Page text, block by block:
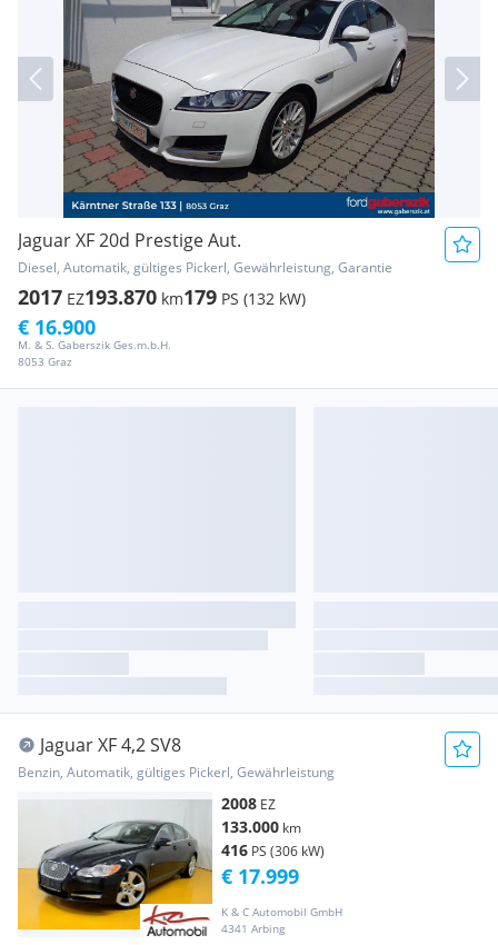
Jaguar XF 20d Prestige Aut.
Diesel, Automatik, gültiges Pickerl, Gewährleistung, Garantie
2017 EZ193.870 km179 PS (132 kW)
M. & S. Gaberszik Ges.m.b.H.
8053 Graz
€ 16.900
Jaguar XF 4,2 SV8
Benzin, Automatik, gültiges Pickerl, Gewährleistung
2008 EZ
133.000 km
416 PS (306 kW)
K & C Automobil GmbH
4341 Arbing
€ 17.999